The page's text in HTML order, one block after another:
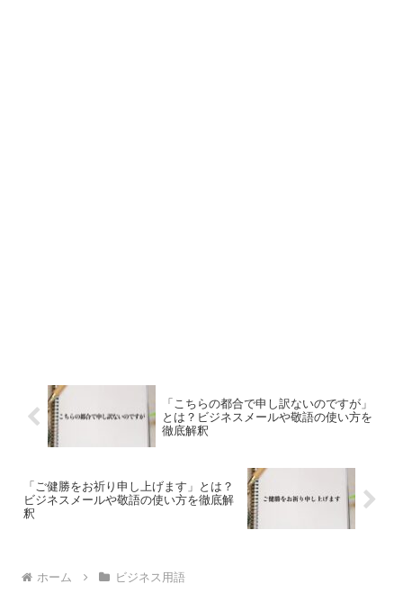
「こちらの都合で申し訳ないのですが」
とは？ビジネスメールや敬語の使い方を
徹底解釈
「ご健勝をお祈り申し上げます」とは？
ビジネスメールや敬語の使い方を徹底解
釈
ホーム ビジネス用語